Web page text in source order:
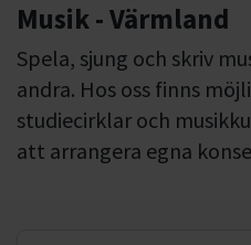
Musik - Värmland
Spela, sjung och skriv
andra. Hos oss finns
studiecirklar och
att arrangera egna